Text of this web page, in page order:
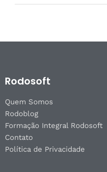
Rodosoft
Quem Somos
Rodoblog
Formação Integral Rodosoft
Contato
Política de Privacidade